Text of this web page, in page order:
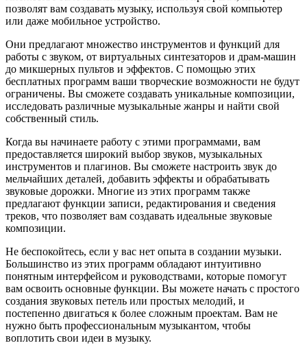
позволят вам создавать музыку, используя свой компьютер
или даже мобильное устройство.
Они предлагают множество инструментов и функций для
работы с звуком, от виртуальных синтезаторов и драм-машин
до микшерных пультов и эффектов. С помощью этих
бесплатных программ ваши творческие возможности не будут
ограничены. Вы сможете создавать уникальные композиции,
исследовать различные музыкальные жанры и найти свой
собственный стиль.
Когда вы начинаете работу с этими программами, вам
предоставляется широкий выбор звуков, музыкальных
инструментов и плагинов. Вы сможете настроить звук до
мельчайших деталей, добавить эффекты и обрабатывать
звуковые дорожки. Многие из этих программ также
предлагают функции записи, редактирования и сведения
треков, что позволяет вам создавать идеальные звуковые
композиции.
Не беспокойтесь, если у вас нет опыта в создании музыки.
Большинство из этих программ обладают интуитивно
понятным интерфейсом и руководствами, которые помогут
вам освоить основные функции. Вы можете начать с простого
создания звуковых петель или простых мелодий, и
постепенно двигаться к более сложным проектам. Вам не
нужно быть профессиональным музыкантом, чтобы
воплотить свои идеи в музыку.